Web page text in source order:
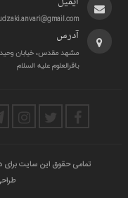
آدرس
باقرالعلوم علیه السلام
تمامی حقوق این سایت برای